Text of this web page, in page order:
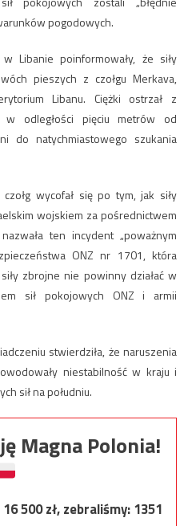
pogodowych.
Libanie poinformowały, że siły
pieszych z czołgu Merkava,
Libanu. Ciężki ostrzał z
w odległości pięciu metrów od
do natychmiastowego szukania
wycofał się po tym, jak siły
wojskiem za pośrednictwem
ten incydent „poważnym
ONZ nr 1701, która
zbrojne nie powinny działać w
sił pokojowych ONZ i armii
stwierdziła, że ​​naruszenia
niestabilność w kraju i
sił na południu.
Magna Polonia!
16 500zł, zebraliśmy:1351